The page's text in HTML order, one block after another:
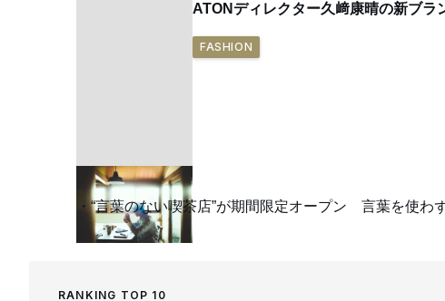
ATONディレクター久﨑康晴の新ブラ
FASHION
“言葉のない喫茶店”が期間限定オープン 言葉を使わ
RANKING TOP 10